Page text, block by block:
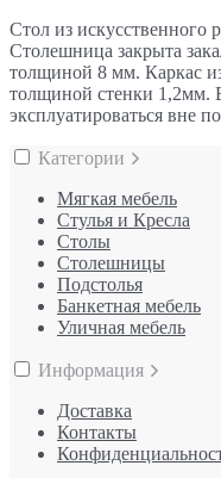
Стол из искусственного
Столешница закрыта
толщиной 8 мм. Каркас
толщиной стенки 1,2мм.
эксплуатироваться вне
Категории
Мягкая мебель
Стулья и Кресла
Столы
Столешницы
Подстолья
Банкетная мебель
Уличная мебель
Информация
Доставка
Контакты